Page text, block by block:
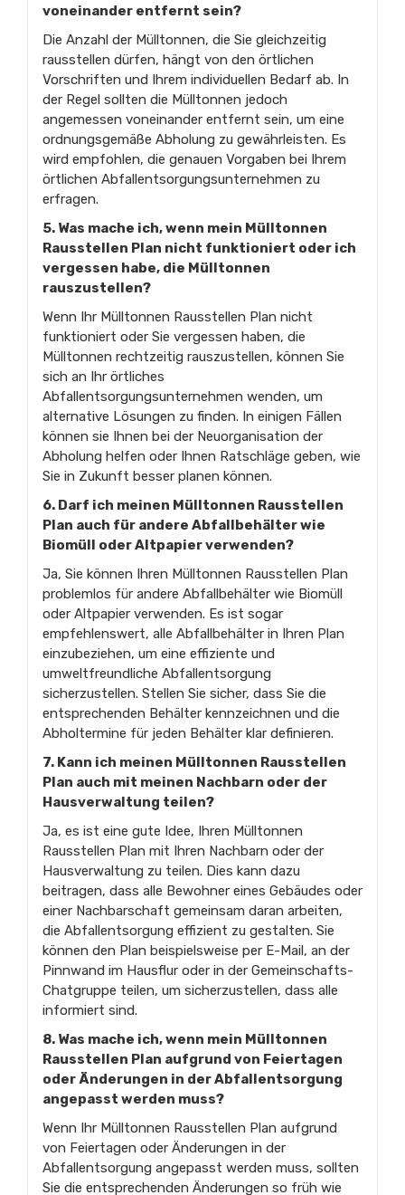
voneinander entfernt sein?
Die Anzahl der Mülltonnen, die Sie gleichzeitig
rausstellen dürfen, hängt von den örtlichen
Vorschriften und Ihrem individuellen Bedarf ab. In
der Regel sollten die Mülltonnen jedoch
angemessen voneinander entfernt sein, um eine
ordnungsgemäße Abholung zu gewährleisten. Es
wird empfohlen, die genauen Vorgaben bei Ihrem
örtlichen Abfallentsorgungsunternehmen zu
erfragen.
5. Was mache ich, wenn mein Mülltonnen
Rausstellen Plan nicht funktioniert oder ich
vergessen habe, die Mülltonnen
rauszustellen?
Wenn Ihr Mülltonnen Rausstellen Plan nicht
funktioniert oder Sie vergessen haben, die
Mülltonnen rechtzeitig rauszustellen, können Sie
sich an Ihr örtliches
Abfallentsorgungsunternehmen wenden, um
alternative Lösungen zu finden. In einigen Fällen
können sie Ihnen bei der Neuorganisation der
Abholung helfen oder Ihnen Ratschläge geben, wie
Sie in Zukunft besser planen können.
6. Darf ich meinen Mülltonnen Rausstellen
Plan auch für andere Abfallbehälter wie
Biomüll oder Altpapier verwenden?
Ja, Sie können Ihren Mülltonnen Rausstellen Plan
problemlos für andere Abfallbehälter wie Biomüll
oder Altpapier verwenden. Es ist sogar
empfehlenswert, alle Abfallbehälter in Ihren Plan
einzubeziehen, um eine effiziente und
umweltfreundliche Abfallentsorgung
sicherzustellen. Stellen Sie sicher, dass Sie die
entsprechenden Behälter kennzeichnen und die
Abholtermine für jeden Behälter klar definieren.
7. Kann ich meinen Mülltonnen Rausstellen
Plan auch mit meinen Nachbarn oder der
Hausverwaltung teilen?
Ja, es ist eine gute Idee, Ihren Mülltonnen
Rausstellen Plan mit Ihren Nachbarn oder der
Hausverwaltung zu teilen. Dies kann dazu
beitragen, dass alle Bewohner eines Gebäudes oder
einer Nachbarschaft gemeinsam daran arbeiten,
die Abfallentsorgung effizient zu gestalten. Sie
können den Plan beispielsweise per E-Mail, an der
Pinnwand im Hausflur oder in der Gemeinschafts-
Chatgruppe teilen, um sicherzustellen, dass alle
informiert sind.
8. Was mache ich, wenn mein Mülltonnen
Rausstellen Plan aufgrund von Feiertagen
oder Änderungen in der Abfallentsorgung
angepasst werden muss?
Wenn Ihr Mülltonnen Rausstellen Plan aufgrund
von Feiertagen oder Änderungen in der
Abfallentsorgung angepasst werden muss, sollten
Sie die entsprechenden Änderungen so früh wie